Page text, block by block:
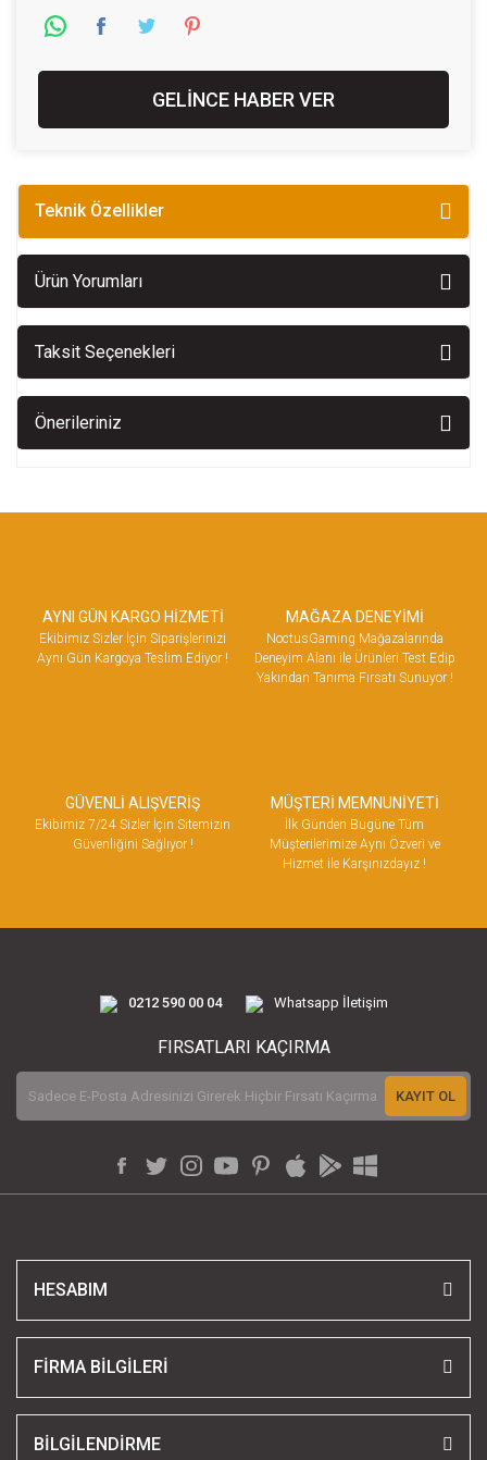
GELİNCE HABER VER
Teknik Özellikler
Ürün Yorumları
Taksit Seçenekleri
Önerileriniz
AYNI GÜN KARGO HİZMETİ
Ekibimiz Sizler İçin Siparişlerinizi
Aynı Gün Kargoya Teslim Ediyor !
MAĞAZA DENEYİMİ
NoctusGaming Mağazalarında
Deneyim Alanı ile Ürünleri Test Edip
Yakından Tanıma Fırsatı Sunuyor !
GÜVENLİ ALIŞVERİŞ
Ekibimiz 7/24 Sizler İçin Sitemizin
Güvenliğini Sağlıyor !
MÜŞTERİ MEMNUNİYETİ
İlk Günden Bugüne Tüm
Müşterilerimize Aynı Özveri ve
Hizmet ile Karşınızdayız !
0212 590 00 04 Whatsapp İletişim
FIRSATLARI KAÇIRMA
KAYIT OL
HESABIM
FİRMA BİLGİLERİ
BİLGİLENDİRME